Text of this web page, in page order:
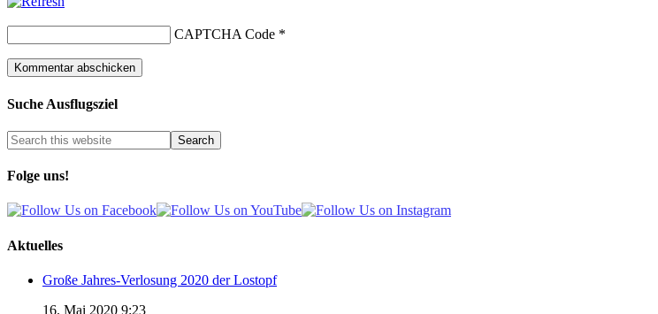
CAPTCHA Code *
Suche Ausflugsziel
Folge uns!
Aktuelles
Große Jahres-Verlosung 2020 der Lostopf
16. Mai 2020 9:23